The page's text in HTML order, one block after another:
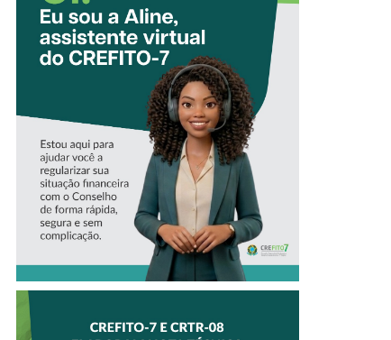
CONHEÇA A
‘ALINE’,
ASSISTENTE
VIRTUAL DO
CREFITO-7